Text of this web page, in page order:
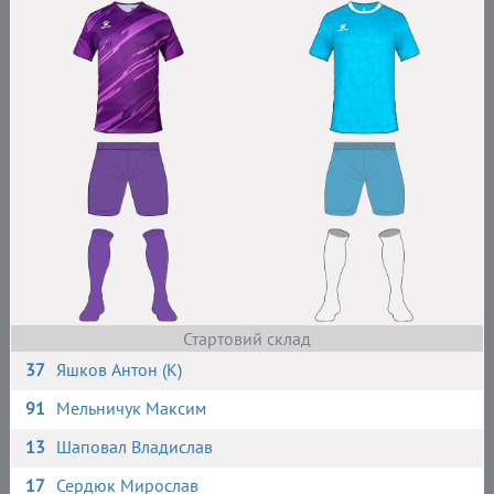
Стартовий склад
37 Яшков Антон (К)
91 Мельничук Максим
13 Шаповал Владислав
17 Сердюк Мирослав